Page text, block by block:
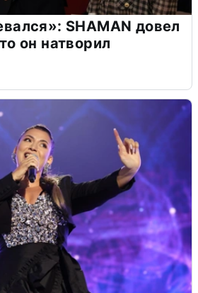
SHAMAN довел
он натворил